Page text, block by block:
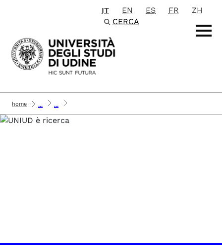
Passa al contenuto principale
IT EN ES FR
ZH
CERCA
home ... ...
multidisciplinary approaches for assessing the effects of sustainable insect